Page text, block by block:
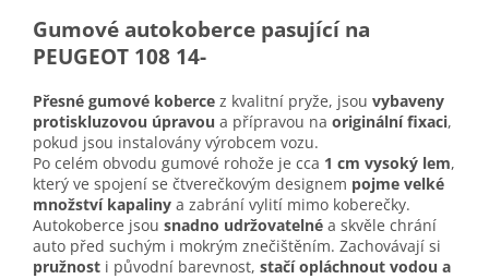
Gumové autokoberce pasující na
PEUGEOT 108 14-
Přesné gumové koberce z kvalitní pryže, jsou vybaveny
protiskluzovou úpravou a přípravou na originální fixaci,
pokud jsou instalovány výrobcem vozu.
Po celém obvodu gumové rohože je cca 1 cm vysoký lem,
který ve spojení se čtverečkovým designem pojme velké
množství kapaliny a zabrání vylití mimo koberečky.
Autokoberce jsou snadno udržovatelné a skvěle chrání
auto před suchým i mokrým znečištěním. Zachovávají si
pružnost i původní barevnost, stačí opláchnout vodou a